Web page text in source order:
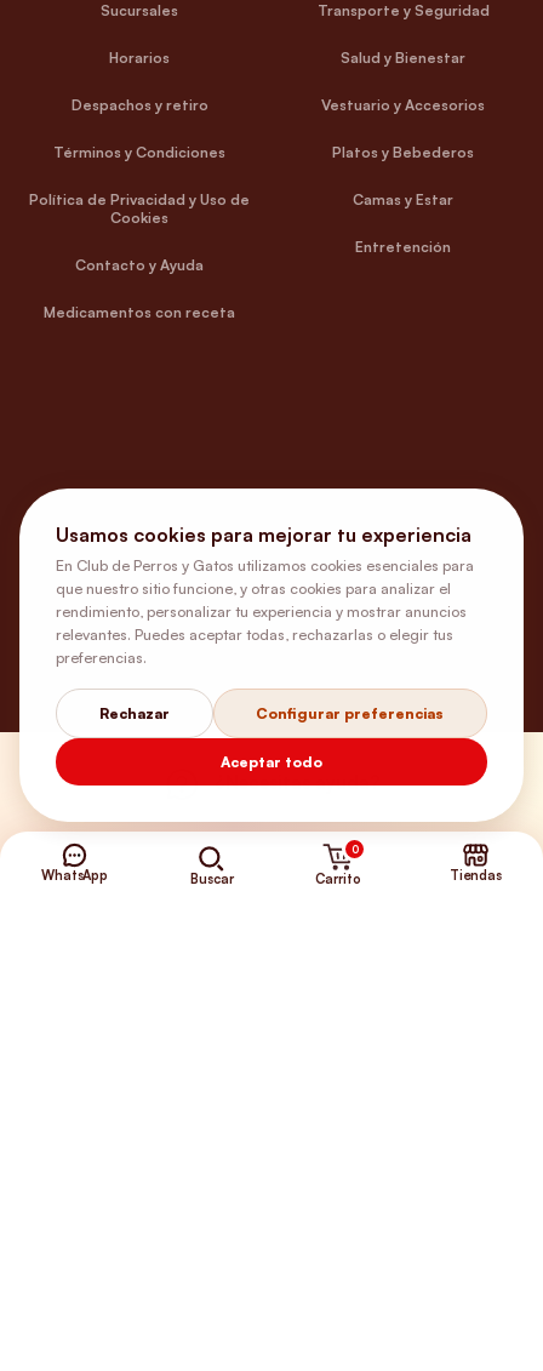
Sucursales
Horarios
Despachos y retiro
Términos y Condiciones
Política de Privacidad y Uso de
Cookies
Contacto y Ayuda
Medicamentos con receta
Transporte y Seguridad
Salud y Bienestar
Vestuario y Accesorios
Platos y Bebederos
Camas y Estar
Entretención
¿Necesitas ayuda?
Envíos Gratis
WhatsApp Buscar
0
Carrito Tiendas
Usamos cookies para mejorar tu experiencia
En Club de Perros y Gatos utilizamos cookies esenciales para
que nuestro sitio funcione, y otras cookies para analizar el
rendimiento, personalizar tu experiencia y mostrar anuncios
relevantes. Puedes aceptar todas, rechazarlas o elegir tus
preferencias.
Rechazar Configurar preferencias
Aceptar todo